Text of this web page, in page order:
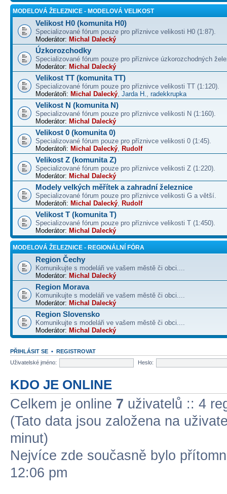
MODELOVÁ ŽELEZNICE - MODELOVÁ VELIKOST
Velikost H0 (komunita H0)
Specializované fórum pouze pro příznivce velikosti H0 (1:87).
Moderátor: Michal Dalecký
Úzkorozchodky
Specializované fórum pouze pro příznivce úzkorozchodných
Moderátor: Michal Dalecký
Velikost TT (komunita TT)
Specializované fórum pouze pro příznivce velikosti TT (1:120).
Moderátoři: Michal Dalecký, Jarda H., radekkrupka
Velikost N (komunita N)
Specializované fórum pouze pro příznivce velikosti N (1:160).
Moderátor: Michal Dalecký
Velikost 0 (komunita 0)
Specializované fórum pouze pro příznivce velikosti 0 (1:45).
Moderátoři: Michal Dalecký, Rudolf
Velikost Z (komunita Z)
Specializované fórum pouze pro příznivce velikosti Z (1:220).
Moderátor: Michal Dalecký
Modely velkých měřítek a zahradní železnice
Specializované fórum pouze pro příznivce velikosti G a větší.
Moderátoři: Michal Dalecký, Rudolf
Velikost T (komunita T)
Specializované fórum pouze pro příznivce velikosti T (1:450).
Moderátor: Michal Dalecký
MODELOVÁ ŽELEZNICE - REGIONÁLNÍ FÓRA
Region Čechy
Komunikujte s modeláři ve vašem městě či obci....
Moderátor: Michal Dalecký
Region Morava
Komunikujte s modeláři ve vašem městě či obci....
Moderátor: Michal Dalecký
Region Slovensko
Komunikujte s modeláři ve vašem městě či obci....
Moderátor: Michal Dalecký
PŘIHLÁSIT SE • REGISTROVAT
Uživatelské jméno:
Heslo:
KDO JE ONLINE
Celkem je online 7 uživatelů :: 4
(Tato data jsou založena na
minut)
Nejvíce zde současně bylo
12:06 pm